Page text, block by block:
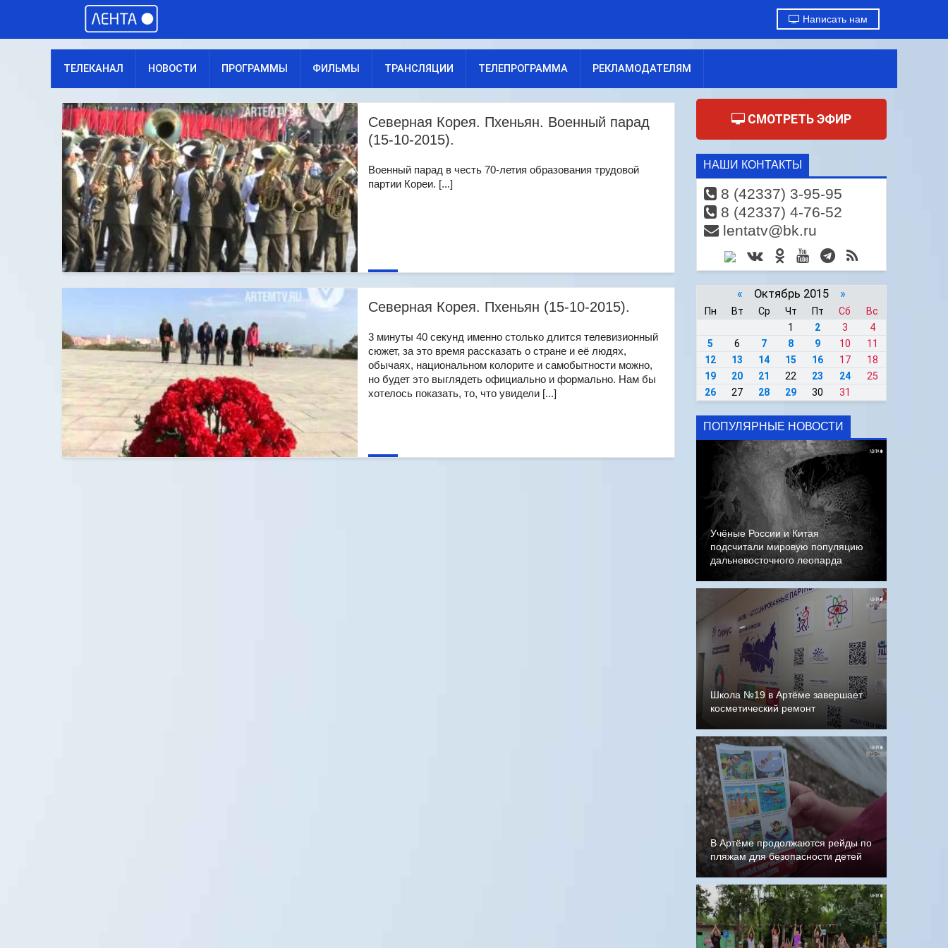
Написать нам
ТЕЛЕКАНАЛ НОВОСТИ ПРОГРАММЫ ФИЛЬМЫ ТРАНСЛЯЦИИ ТЕЛЕПРОГРАММА РЕКЛАМОДАТЕЛЯМ
Северная Корея. Пхеньян. Военный парад
(15-10-2015).
Военный парад в честь 70-летия образования трудовой
партии Кореи. [...]
Северная Корея. Пхеньян (15-10-2015).
3 минуты 40 секунд именно столько длится телевизионный
сюжет, за это время рассказать о стране и её людях,
обычаях, национальном колорите и самобытности можно,
но будет это выглядеть официально и формально. Нам бы
хотелось показать, то, что увидели [...]
СМОТРЕТЬ ЭФИР
НАШИ КОНТАКТЫ
8 (42337) 3-95-95
8 (42337) 4-76-52
lentatv@bk.ru
« Октябрь 2015 »
Пн Вт Ср Чт Пт Сб
Вс
1
2 3
4
5
6 7 8 9 10
11
12
13 14 15 16 17
18
19
20 21 22 23 24
25
26
27 28 29 30 31
ПОПУЛЯРНЫЕ НОВОСТИ
Учёные России и Китая
подсчитали мировую популяцию
дальневосточного леопарда
Школа №19 в Артёме завершает
косметический ремонт
В Артёме продолжаются рейды по
пляжам для безопасности детей